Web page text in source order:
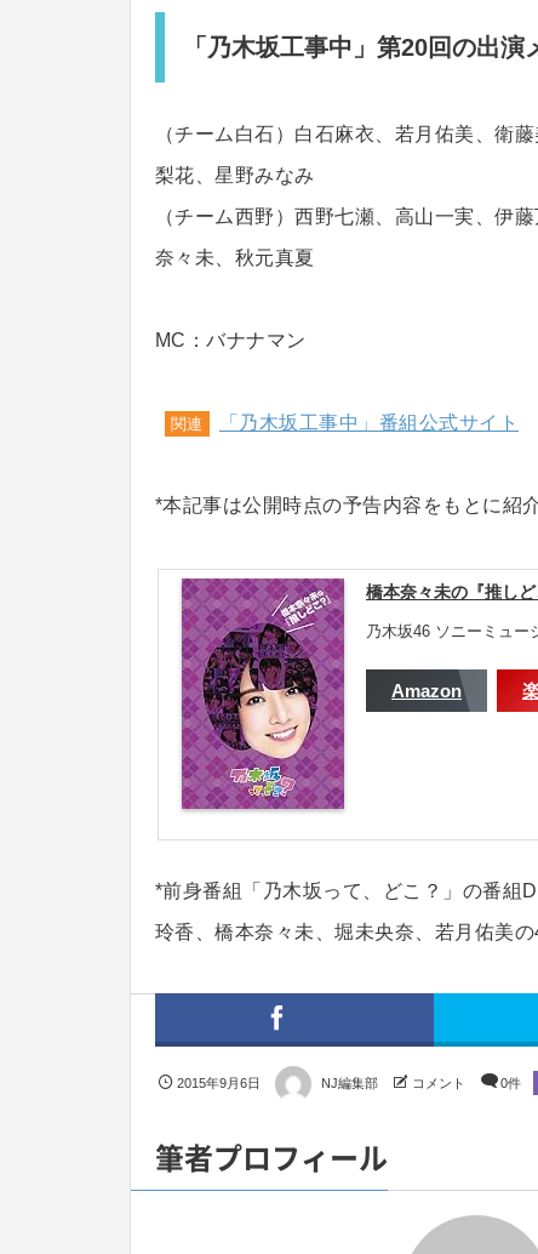
「乃木坂工事中」第20回の出演
（チーム白石）白石麻衣、若月佑美、衛
梨花、星野みなみ
（チーム西野）西野七瀬、高山一実、伊
奈々未、秋元真夏
MC：バナナマン
関連 「乃木坂工事中」番組公式サイト
*本記事は公開時点の予告内容をもとに紹
橋本奈々未の『推し
乃木坂46 ソニーミュー
Amazon
*前身番組「乃木坂って、どこ？」の番組
玲香、橋本奈々未、堀未央奈、若月佑美
2015年9月6日 NJ編集部 コメント 0件
筆者プロフィール